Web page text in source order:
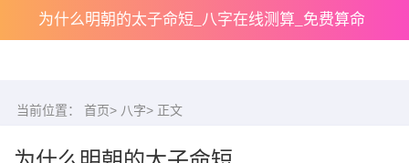
为什么明朝的太子命短_八字在线测算_免费算命
当前位置： 首页> 八字> 正文